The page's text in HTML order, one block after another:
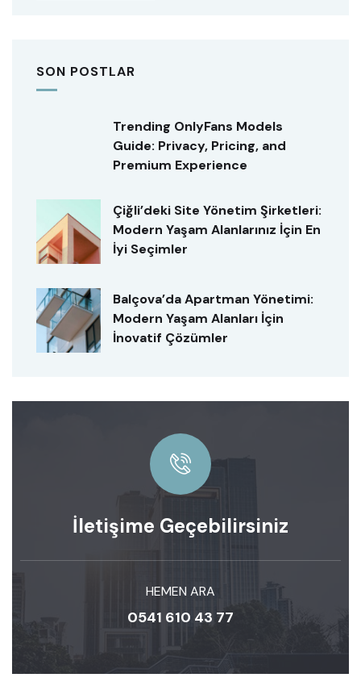
SON POSTLAR
Trending OnlyFans Models
Guide: Privacy, Pricing, and
Premium Experience
Çiğli’deki Site Yönetim Şirketleri:
Modern Yaşam Alanlarınız İçin En
İyi Seçimler
Balçova’da Apartman Yönetimi:
Modern Yaşam Alanları İçin
İnovatif Çözümler
İletişime Geçebilirsiniz
HEMEN ARA
0541 610 43 77